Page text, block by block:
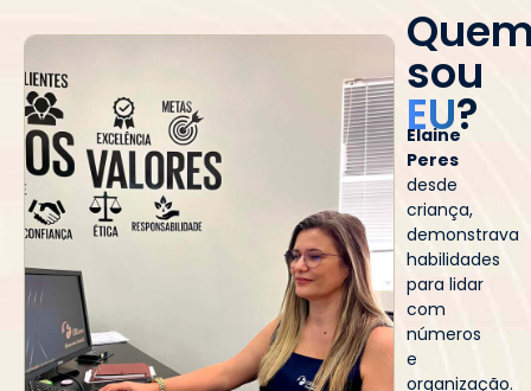
sou
EU?
Elaine
Peres
desde
criança,
demonstrava
habilidades
para lidar
com
números
e
organização.